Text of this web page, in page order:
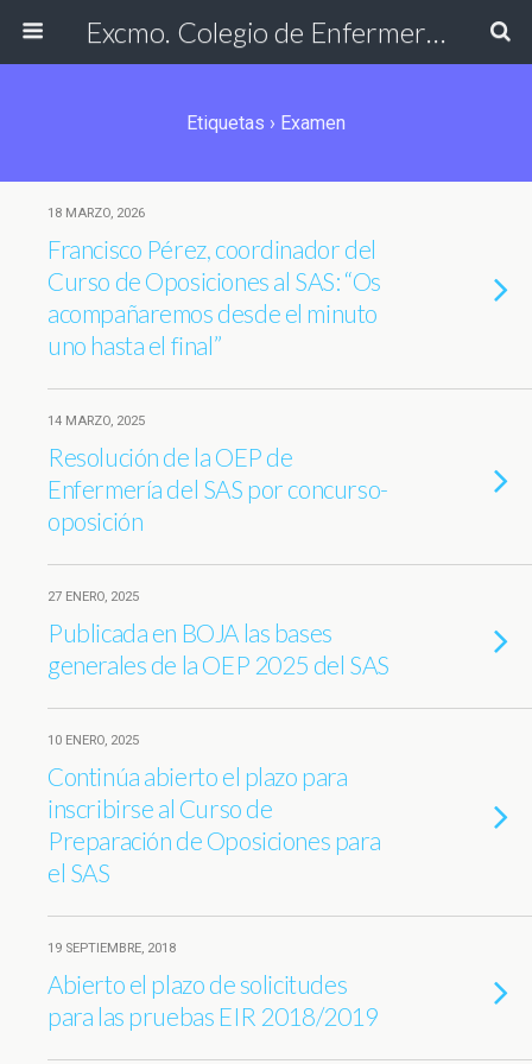
Excmo. Colegio de Enfermería de Cádiz
Etiquetas › Examen
18 MARZO, 2026
Francisco Pérez, coordinador del
Curso de Oposiciones al SAS: “Os
acompañaremos desde el minuto
uno hasta el final”
14 MARZO, 2025
Resolución de la OEP de
Enfermería del SAS por concurso-
oposición
27 ENERO, 2025
Publicada en BOJA las bases
generales de la OEP 2025 del SAS
10 ENERO, 2025
Continúa abierto el plazo para
inscribirse al Curso de
Preparación de Oposiciones para
el SAS
19 SEPTIEMBRE, 2018
Abierto el plazo de solicitudes
para las pruebas EIR 2018/2019